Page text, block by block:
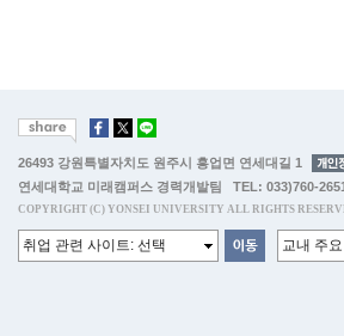
26493 강원특별자치도 원주시 흥업면 연세대길 1
연세대학교 미래캠퍼스 경력개발팀 TEL: 033)760-
COPYRIGHT (C) YONSEI UNIVERSITY ALL RIGHTS